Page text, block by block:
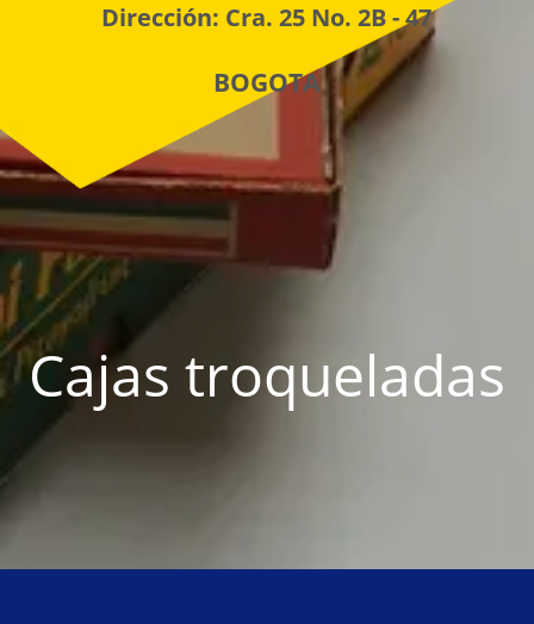
Dirección: Cra. 25 No. 2B - 47
BOGOTA
Cajas troqueladas